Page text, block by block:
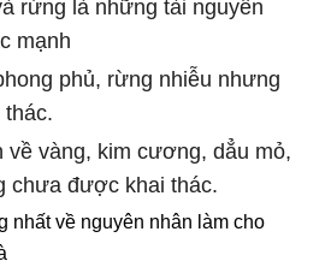
rừng là những tài nguyên
mạnh
phủ, rừng nhiễu nhưng
vàng, kim cương, dẳu mỏ,
chưa được khai thác.
nhất về nguyên nhân làm cho